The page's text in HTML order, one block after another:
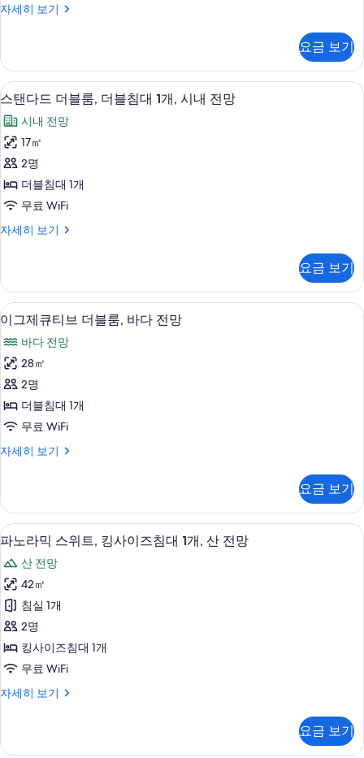
진
두
보
기
자세히 보기
디
윈
룸
자
히
보
기
요금 보기
스
탠
다
드
더
블
더
침
대
1
개,
시
내
전
망
사
두
보
기
스탠다드 더블룸, 더블침대 1개, 시내
9
스탠다드 더블룸, 더블침대 1개, 시내 전망
시내 전망
17㎡
2명
더블침대 1개
무료 WiFi
자세히 보기
스
더
블
룸,
더
블
침
대
개,
시
내
전
히
보
기
요금 보기
이
그
제
큐
티
브
블
바
다
전
망
사
진
모
두
보
기
이그제큐티브 더블룸, 바다 전망 | 오
10
이그제큐티브 더블룸, 바다 전망
바다 전망
28㎡
2명
더블침대 1개
무료 WiFi
자세히 보기
이
티
브
더
블
룸,
바
다
전
망
자
세
히
기
요금 보기
파
노
라
믹
스
위
트,
사
즈
파노라믹 스위트, 킹사이즈침대 1개,
14
파노라믹 스위트, 킹사이즈침대 1개, 산 전망
산 전망
42㎡
침실 1개
2명
킹사이즈침대 1개
무료 WiFi
자세히 보기
파
스
요금 보기